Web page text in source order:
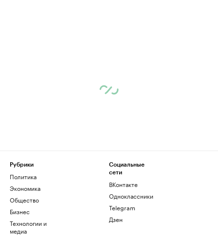
Рубрики
Политика
Экономика
Общество
Бизнес
Технологии и
медиа
Социальные
сети
ВКонтакте
Одноклассники
Telegram
Дзен